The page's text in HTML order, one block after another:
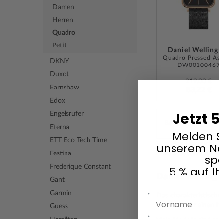
Daniel
DW00100467
219,00 €
Wer eine Uhr
beim Stadtbummel
Daniel
Das
und sorgt für einen
Damen
Herren
Quadro
Petit
DKNY
Duxot
Earnshaw
Edox
Engelsrufer
Eterna
ETT Eco Tech Time
Festina
Frederique Constant
Gant
Garmin
Guess
Jetzt
Melden
unserem
5 % auf
Vorname